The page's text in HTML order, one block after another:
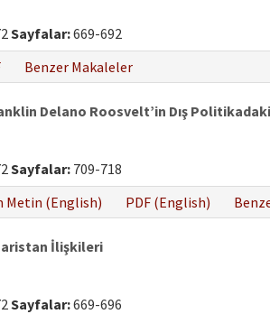
Sayfalar:669-692
Benzer Makaleler
Delano Roosvelt’in Dış
Sayfalar: 709-718
Metin (English) PDF (English)
İlişkileri
Sayfalar:669-696